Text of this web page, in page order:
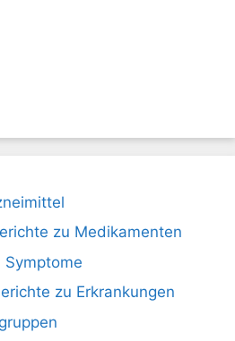
zu Medikamenten
Symptome
zu Erkrankungen